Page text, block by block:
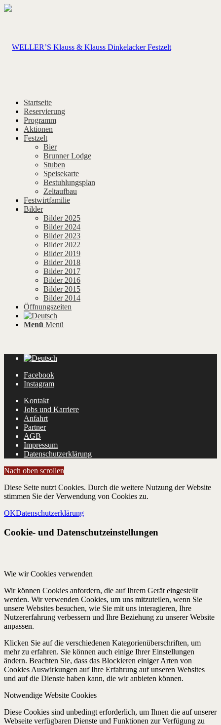
Startseite
Reservierung
Programm
Aktionen
Festzelt
Bier
Brunner Lodge
Stuben
Speisekarte
Bestuhlungsplan
Zeltaufbau
Festwirtfamilie
Bilder
Bilder 2025
Bilder 2024
Bilder 2023
Bilder 2022
Bilder 2019
Bilder 2018
Bilder 2017
Bilder 2016
Bilder 2015
Bilder 2014
Öffnungszeiten
Menü Menü
Facebook
Instagram
Kontakt
Jobs und Karriere
Anfahrt
Partner
AGB
Impressum
Datenschutzerklärung
Nach oben scrollen
Diese Seite nutzt Cookies. Durch die weitere Nutzung der Website
stimmen Sie der Verwendung von Cookies zu.
OKDatenschutzerklärung
Cookie- und Datenschutzeinstellungen
Wie wir Cookies verwenden
Wir können Cookies anfordern, die auf Ihrem Gerät eingestellt
werden. Wir verwenden Cookies, um uns mitzuteilen, wenn Sie
unsere Websites besuchen, wie Sie mit uns interagieren, Ihre
Nutzererfahrung verbessern und Ihre Beziehung zu unserer Website
anpassen.
Klicken Sie auf die verschiedenen Kategorienüberschriften, um
mehr zu erfahren. Sie können auch einige Ihrer Einstellungen
ändern. Beachten Sie, dass das Blockieren einiger Arten von
Cookies Auswirkungen auf Ihre Erfahrung auf unseren Websites
und auf die Dienste haben kann, die wir anbieten können.
Notwendige Website Cookies
Diese Cookies sind unbedingt erforderlich, um Ihnen die auf unserer
Webseite verfügbaren Dienste und Funktionen zur Verfügung zu